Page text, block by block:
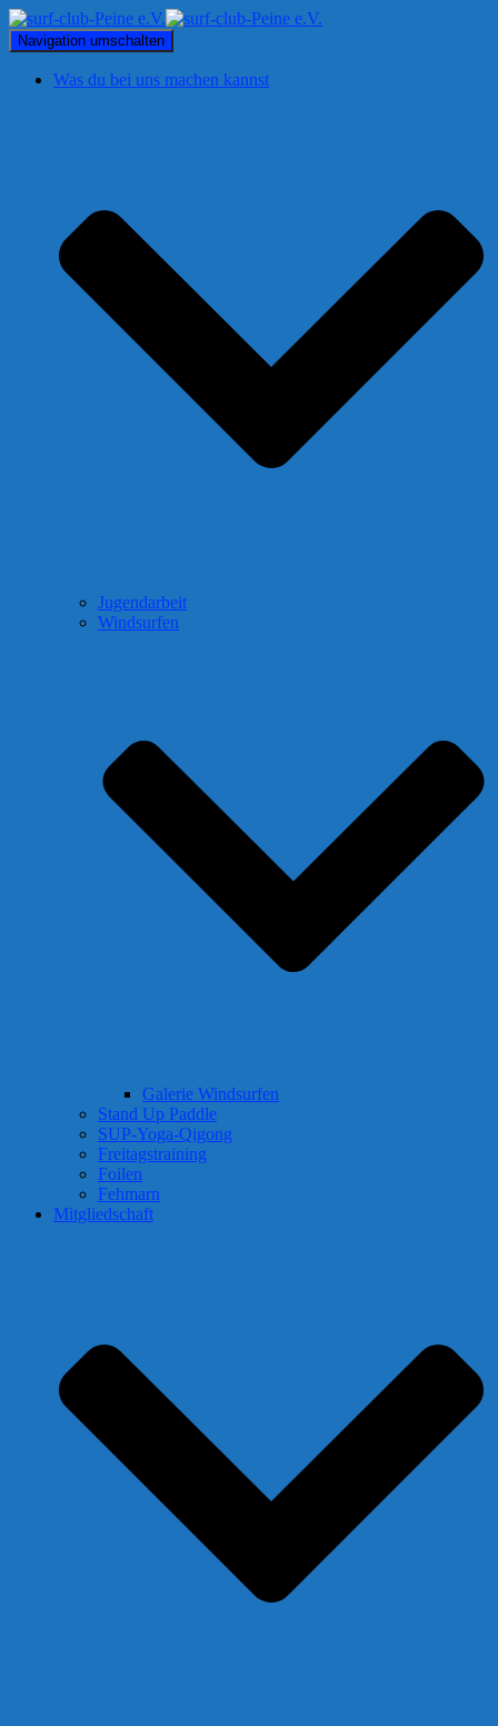
Navigation umschalten
Was du bei uns machen kannst
Jugendarbeit
Windsurfen
Galerie Windsurfen
Stand Up Paddle
SUP-Yoga-Qigong
Freitagstraining
Foilen
Fehmarn
Mitgliedschaft